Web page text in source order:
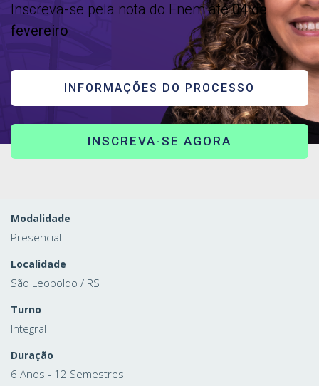
Inscreva-se pela nota do Enem até04 de
fevereiro.
INFORMAÇÕES DO PROCESSO
INSCREVA-SE AGORA
Modalidade
Presencial
Localidade
São Leopoldo / RS
Turno
Integral
Duração
6 Anos - 12 Semestres